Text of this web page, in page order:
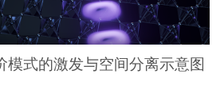
模式的激发与空间分离示意图